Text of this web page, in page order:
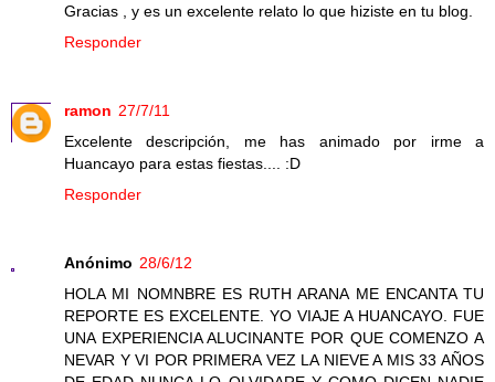
Gracias , y es un excelente relato lo que hiziste en tu blog.
Responder
ramon 27/7/11
Excelente descripción, me has animado por irme a
Huancayo para estas fiestas.... :D
Responder
Anónimo 28/6/12
HOLA MI NOMNBRE ES RUTH ARANA ME ENCANTA TU
REPORTE ES EXCELENTE. YO VIAJE A HUANCAYO. FUE
UNA EXPERIENCIA ALUCINANTE POR QUE COMENZO A
NEVAR Y VI POR PRIMERA VEZ LA NIEVE A MIS 33 AÑOS